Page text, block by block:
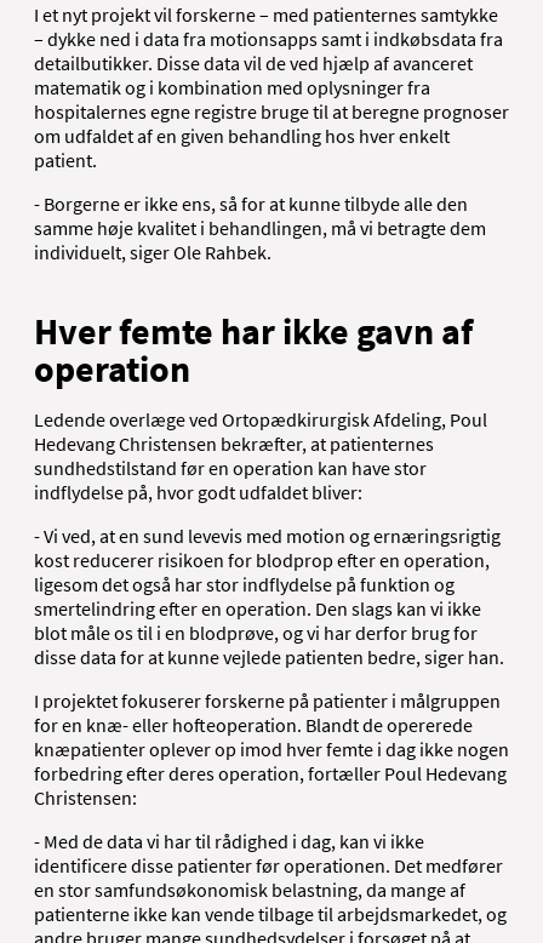
I et nyt projekt vil forskerne – med patienternes samtykke
– dykke ned i data fra motionsapps samt i indkøbsdata fra
detailbutikker. Disse data vil de ved hjælp af avanceret
matematik og i kombination med oplysninger fra
hospitalernes egne registre bruge til at beregne prognoser
om udfaldet af en given behandling hos hver enkelt
patient.
- Borgerne er ikke ens, så for at kunne tilbyde alle den
samme høje kvalitet i behandlingen, må vi betragte dem
individuelt, siger Ole Rahbek.
Hver femte har ikke gavn af
operation
Ledende overlæge ved Ortopædkirurgisk Afdeling, Poul
Hedevang Christensen bekræfter, at patienternes
sundhedstilstand før en operation kan have stor
indflydelse på, hvor godt udfaldet bliver:
- Vi ved, at en sund levevis med motion og ernæringsrigtig
kost reducerer risikoen for blodprop efter en operation,
ligesom det også har stor indflydelse på funktion og
smertelindring efter en operation. Den slags kan vi ikke
blot måle os til i en blodprøve, og vi har derfor brug for
disse data for at kunne vejlede patienten bedre, siger han.
I projektet fokuserer forskerne på patienter i målgruppen
for en knæ- eller hofteoperation. Blandt de opererede
knæpatienter oplever op imod hver femte i dag ikke nogen
forbedring efter deres operation, fortæller Poul Hedevang
Christensen:
- Med de data vi har til rådighed i dag, kan vi ikke
identificere disse patienter før operationen. Det medfører
en stor samfundsøkonomisk belastning, da mange af
patienterne ikke kan vende tilbage til arbejdsmarkedet, og
andre bruger mange sundhedsydelser i forsøget på at